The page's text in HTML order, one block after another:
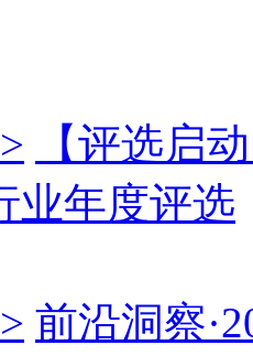
【评选启
业年度评选
前沿洞察